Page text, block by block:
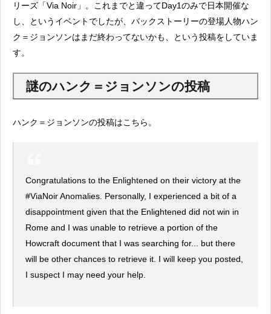
リーズ「Via Noir」。これまでと違ってDay1のみで日本開催な
し、というイベントでしたが、バックストーリーの登場人物ハン
ク＝ジョンソンはまだ終わってないかも、という投稿をしていま
す。
謎のハンク＝ジョンソンの投稿
ハンク＝ジョンソンの投稿はこちら。
Congratulations to the Enlightened on their victory at the
#ViaNoir Anomalies. Personally, I experienced a bit of a
disappointment given that the Enlightened did not win in
Rome and I was unable to retrieve a portion of the
Howcraft document that I was searching for... but there
will be other chances to retrieve it. I will keep you posted,
I suspect I may need your help.